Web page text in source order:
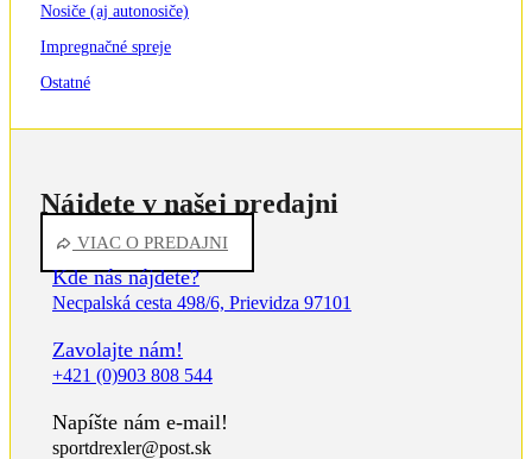
Nosiče (aj autonosiče)
Impregnačné spreje
Ostatné
Nájdete v našej predajni
VIAC O PREDAJNI
Kde nás nájdete?
Necpalská cesta 498/6, Prievidza 97101
Zavolajte nám!
+421 (0)903 808 544
Napíšte nám e-mail!
sportdrexler@post.sk